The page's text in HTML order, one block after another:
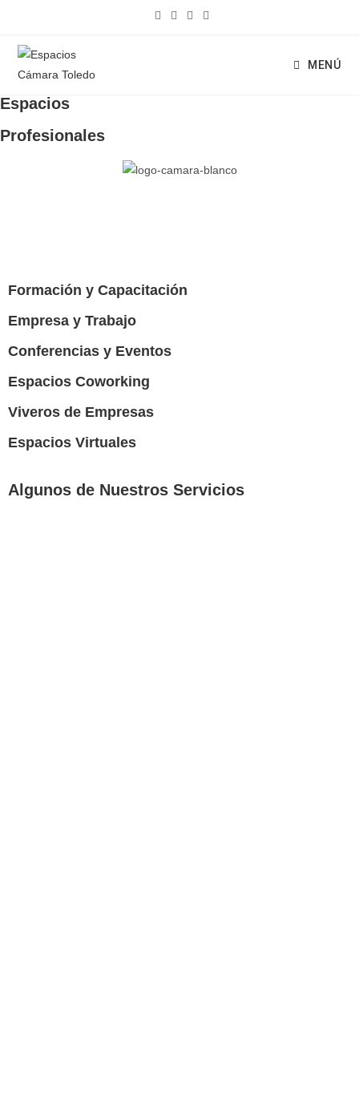
MENÚ
Espacios
Profesionales
Formación y Capacitación
Empresa y Trabajo
Conferencias y Eventos
Espacios Coworking
Viveros de Empresas
Espacios Virtuales
Algunos de Nuestros Servicios